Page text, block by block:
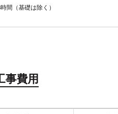
間（基礎は除く）
事費用